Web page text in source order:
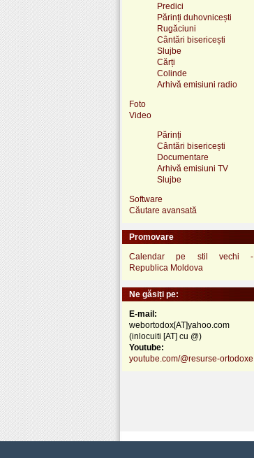
Predici
Părinți duhovnicești
Rugăciuni
Cântări bisericești
Slujbe
Cărți
Colinde
Arhivă emisiuni radio
Foto
Video
Părinți
Cântări bisericești
Documentare
Arhivă emisiuni TV
Slujbe
Software
Căutare avansată
Promovare
Calendar pe stil vechi -
Republica Moldova
Ne găsiți pe:
E-mail:
webortodox[AT]yahoo.com
(inlocuiti [AT] cu @)
Youtube:
youtube.com/@resurse-ortodoxe